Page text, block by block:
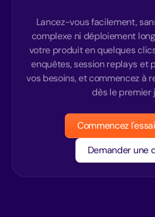
Lancez-vous facilement,
complexe ni déploiement
votre produit en quelques
enquêtes, session replays et
vos besoins, et commencez à
dès le premier
Commencez
Demander une